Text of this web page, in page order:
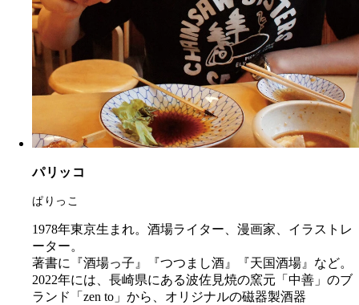
パリッコ
ぱりっこ
1978年東京生まれ。酒場ライター、漫画家、イラストレ
ーター。
著書に『酒場っ子』『つつまし酒』『天国酒場』など。
2022年には、長崎県にある波佐見焼の窯元「中善」のブ
ランド「zen to」から、オリジナルの磁器製酒器